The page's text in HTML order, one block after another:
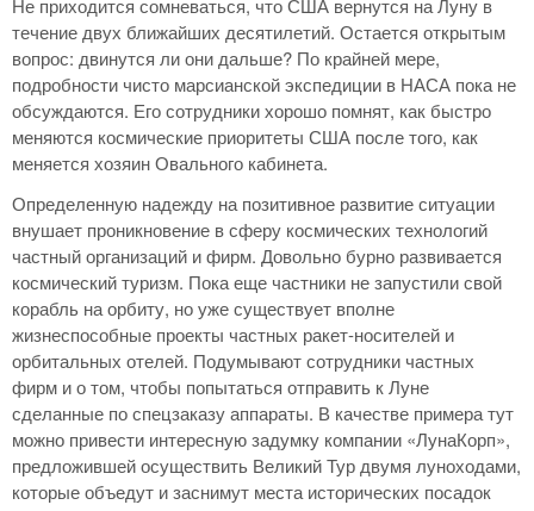
Не приходится сомневаться, что США вернутся на Луну в
течение двух ближайших десятилетий. Остается открытым
вопрос: двинутся ли они дальше? По крайней мере,
подробности чисто марсианской экспедиции в НАСА пока не
обсуждаются. Его сотрудники хорошо помнят, как быстро
меняются космические приоритеты США после того, как
меняется хозяин Овального кабинета.
Определенную надежду на позитивное развитие ситуации
внушает проникновение в сферу космических технологий
частный организаций и фирм. Довольно бурно развивается
космический туризм. Пока еще частники не запустили свой
корабль на орбиту, но уже существует вполне
жизнеспособные проекты частных ракет-носителей и
орбитальных отелей. Подумывают сотрудники частных
фирм и о том, чтобы попытаться отправить к Луне
сделанные по спецзаказу аппараты. В качестве примера тут
можно привести интересную задумку компании «ЛунаКорп»,
предложившей осуществить Великий Тур двумя луноходами,
которые объедут и заснимут места исторических посадок